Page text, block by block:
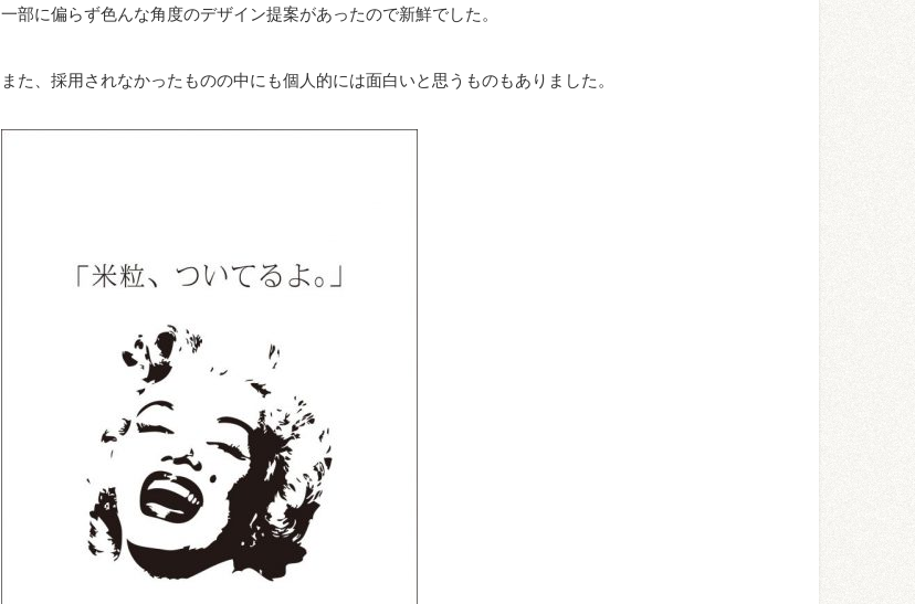
一部に偏らず色んな角度のデザイン提案があったので新鮮でした。
また、採用されなかったものの中にも個人的には面白いと思うものもありました。